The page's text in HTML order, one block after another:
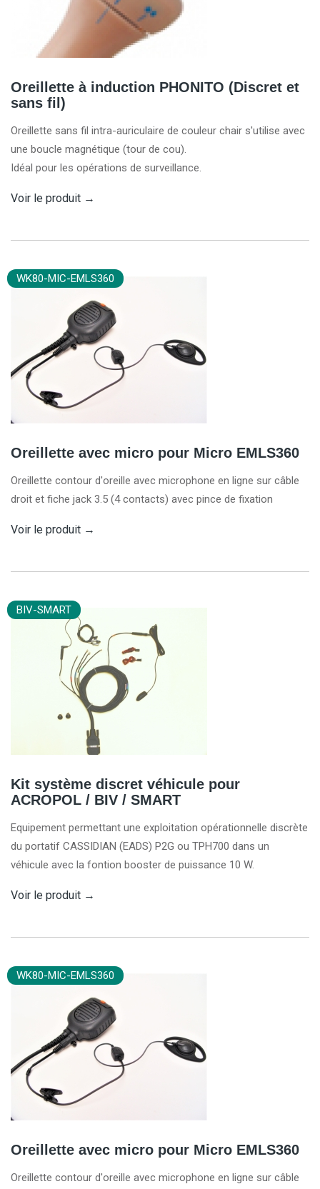
Oreillette à induction PHONITO (Discret et
sans fil)
Oreillette sans fil intra-auriculaire de couleur chair s'utilise avec
une boucle magnétique (tour de cou).
Idéal pour les opérations de surveillance.
Voir le produit →
WK80-MIC-EMLS360
Oreillette avec micro pour Micro EMLS360
Oreillette contour d'oreille avec microphone en ligne sur câble
droit et fiche jack 3.5 (4 contacts) avec pince de fixation
Voir le produit →
BIV-SMART
Kit système discret véhicule pour
ACROPOL / BIV / SMART
Equipement permettant une exploitation opérationnelle discrète
du portatif CASSIDIAN (EADS) P2G ou TPH700 dans un
véhicule avec la fontion booster de puissance 10 W.
Voir le produit →
WK80-MIC-EMLS360
Oreillette avec micro pour Micro EMLS360
Oreillette contour d'oreille avec microphone en ligne sur câble